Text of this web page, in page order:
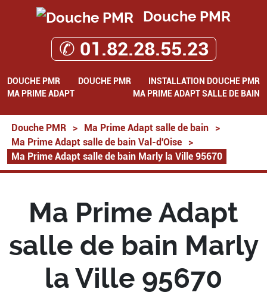
Douche PMR
✆ 01.82.28.55.23
DOUCHE PMR DOUCHE PMR
INSTALLATION DOUCHE PMR
MA PRIME ADAPT
MA PRIME ADAPT SALLE DE BAIN
Douche PMR > Ma Prime Adapt salle de bain
>
Ma Prime Adapt salle de bain Val-d'Oise
>
Ma Prime Adapt salle de bain Marly la Ville 95670
Ma Prime Adapt
salle de bain Marly
la Ville 95670